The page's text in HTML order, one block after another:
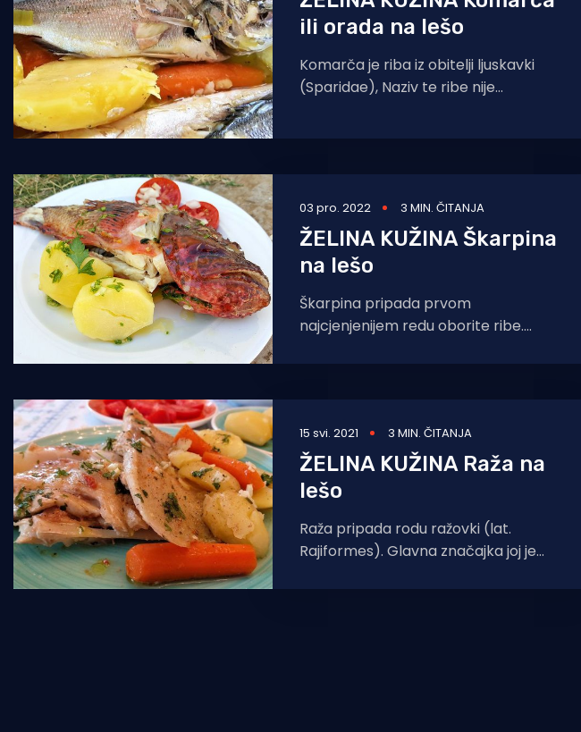
Ekologija
Tradicija i kultura
ili orada na lešo
Komarča je riba iz obitelji ljuskavki
(Sparidae), Naziv te ribe nije
03 pro. 2022 3 MIN. ČITANJA
ŽELINA KUŽINA Škarpina
na lešo
Škarpina pripada prvom
najcjenjenijem redu oborite ribe.
mreže pa već kod samog izvlaćenja
15 svi. 2021 3 MIN. ČITANJA
ŽELINA KUŽINA Raža na
lešo
Raža pripada rodu ražovki (lat.
Rajiformes). Glavna značajka joj je
prsne peraje. Ima oblik lista